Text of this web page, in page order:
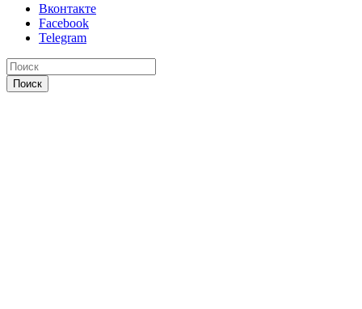
Вконтакте
Facebook
Telegram
Поиск